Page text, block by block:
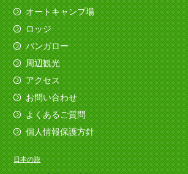
日本の旅
オートキャンプ場
ロッジ
バンガロー
周辺観光
アクセス
お問い合わせ
よくあるご質問
個人情報保護方針